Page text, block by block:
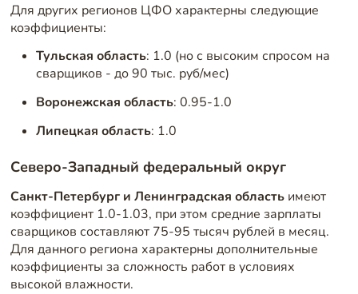
Для других регионов ЦФО характерны следующие
коэффициенты:
Тульская область: 1.0 (но с высоким спросом на
сварщиков - до 90 тыс. руб/мес)
Воронежская область: 0.95-1.0
Липецкая область: 1.0
Северо-Западный федеральный округ
Санкт-Петербург и Ленинградская областьимеют
коэффициент 1.0-1.03, при этом средние зарплаты
сварщиков составляют 75-95 тысяч рублей в месяц.
Для данного региона характерны дополнительные
коэффициенты за сложность работ в условиях
высокой влажности.